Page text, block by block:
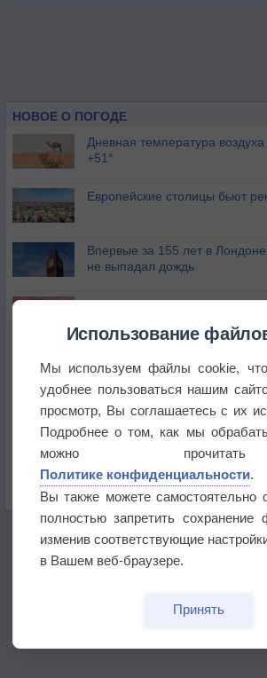
НОВОЕ О ПОГОДЕ
Дневная температура
+51°
Европейские столицы бьют
Впервые за 155 лет в
не выпадал дождь
Лето продолжит щедро
Погода в Краснодаре 5
Погода в Санкт-Петербурге 5
Использование
Мы используем файлы cookie,
удобнее пользоваться нашим
просмотр, Вы соглашаетесь с их
Подробнее о том, как мы
можно
Политике конфиденциальности.
Вы также можете самостоятельно
полностью запретить сохранение
изменив соответствующие
в Вашем веб-браузере.
Принять